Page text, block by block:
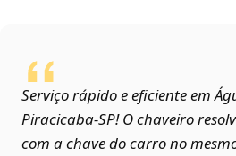
Serviço rápido e eficiente em
Piracicaba‑SP! O chaveiro
com a chave do carro no